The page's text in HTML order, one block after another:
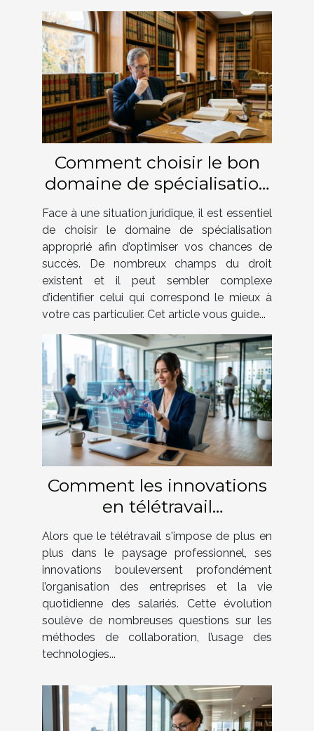
Comment choisir le bon
domaine de spécialisation
juridique pour votre cas ?
Face à une situation juridique, il est essentiel
de choisir le domaine de spécialisation
approprié afin d’optimiser vos chances de
succès. De nombreux champs du droit
existent et il peut sembler complexe
d’identifier celui qui correspond le mieux à
votre cas particulier. Cet article vous guide...
Comment les innovations
en télétravail
transforment-elles le
monde professionnel ?
Alors que le télétravail s'impose de plus en
plus dans le paysage professionnel, ses
innovations bouleversent profondément
l’organisation des entreprises et la vie
quotidienne des salariés. Cette évolution
soulève de nombreuses questions sur les
méthodes de collaboration, l’usage des
technologies...